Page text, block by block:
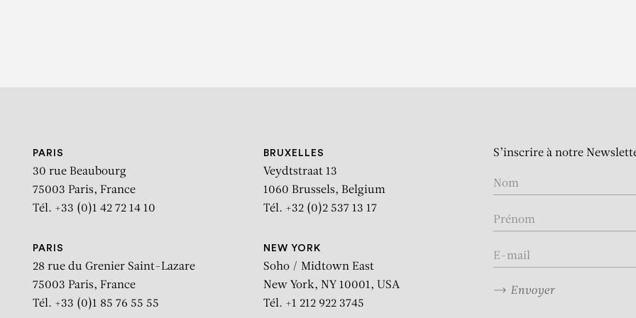
PARIS
30 rue Beaubourg
75003 Paris, France
Tél. +33 (0)1 42 72 14 10
BRUXELLES
Veydtstraat 13
1060 Brussels, Belgium
Tél. +32 (0)2 537 13 17
PARIS
28 rue du Grenier Saint-Lazare
75003 Paris, France
Tél. +33 (0)1 85 76 55 55
NEW YORK
Soho / Midtown East
New York, NY 10001, USA
Tél. +1 212 922 3745
S’inscrire à notre
Envoyer